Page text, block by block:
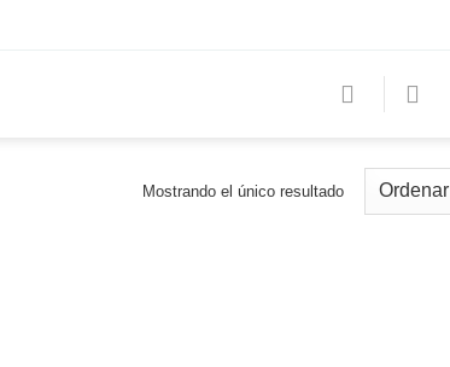
Mostrando el único resultado